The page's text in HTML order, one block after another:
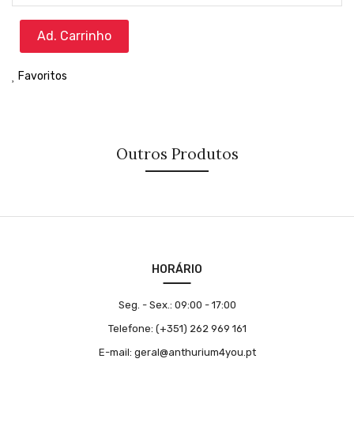
Ad. Carrinho
Favoritos
Outros Produtos
HORÁRIO
Seg. - Sex.: 09:00 - 17:00
Telefone: (+351) 262 969 161
E-mail: geral@anthurium4you.pt